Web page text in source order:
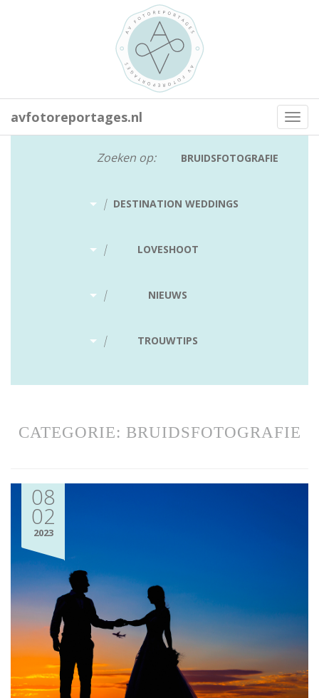
avfotoreportages.nl
Zoeken op: BRUIDSFOTOGRAFIE
| DESTINATION WEDDINGS
| LOVESHOOT
| NIEUWS
| TROUWTIPS
CATEGORIE: BRUIDSFOTOGRAFIE
08
02
2023